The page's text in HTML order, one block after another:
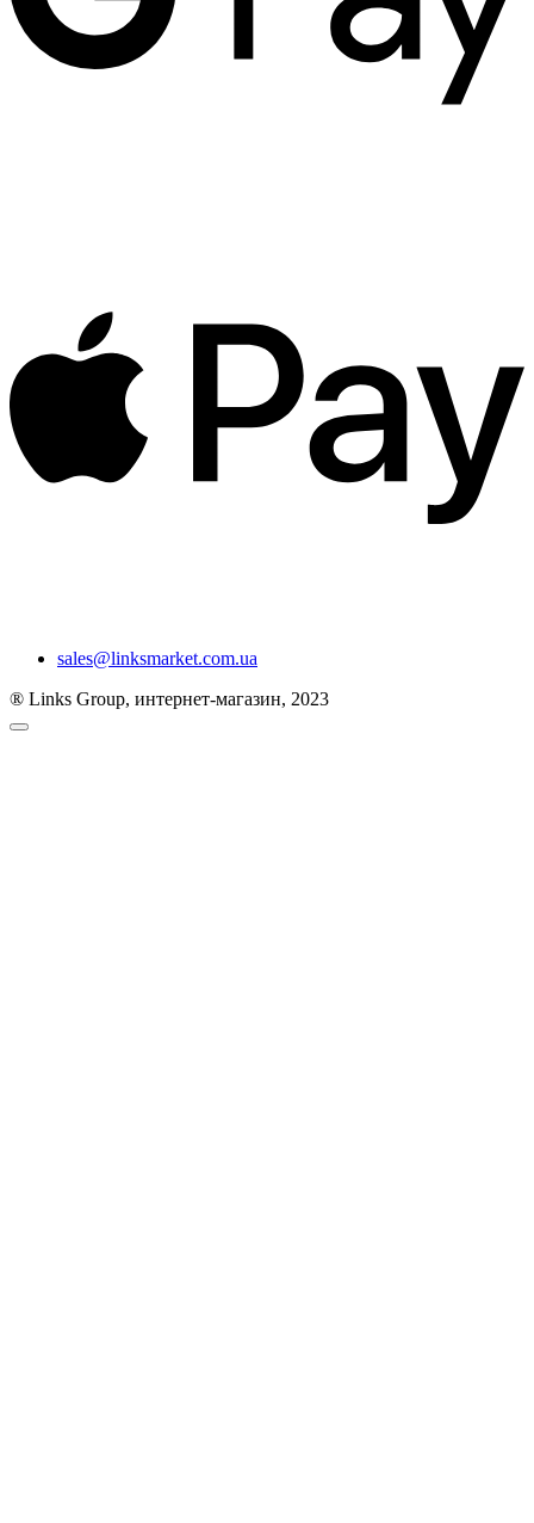
sales@linksmarket.com.ua
® Links Group, интернет-магазин, 2023